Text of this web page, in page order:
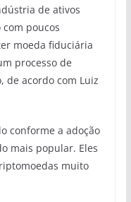
de ativos
poucos
moeda fiduciária
processo de
de acordo com Luiz
conforme a adoção
mais popular. Eles
muito